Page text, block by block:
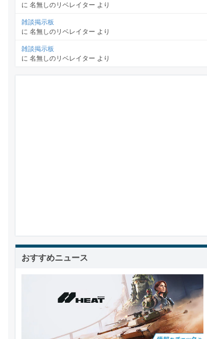
に 名無しのリベレイター より
雑談掲示板
に 名無しのリベレイター より
雑談掲示板
に 名無しのリベレイター より
おすすめニュース